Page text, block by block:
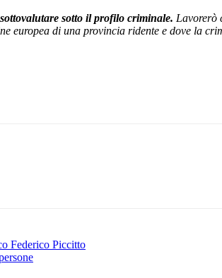
sotto il profilo criminale. Lavorerò
europea di una provincia ridente e dove la
Federico Piccitto